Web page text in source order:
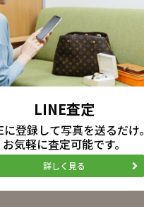
LINE査定
に登録して写真を送るだけ。
お気軽に査定可能です。
詳しく見る